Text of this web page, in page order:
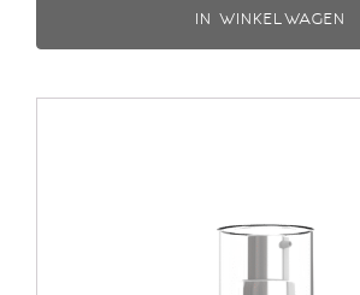
IN WINKELWAGEN